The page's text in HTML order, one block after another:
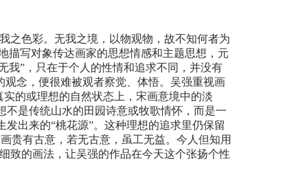
之色彩。无我之境，以物观物，故不知何者为
描写对象传达画家的思想情感和主题思想，元
我”，只在于个人的性情和追求不同，并没有
念，便很难被观者察觉、体悟。吴强重视画
的或理想的自然状态上，宋画意境中的淡
是传统山水的田园诗意或牧歌情怀，而是一
出来的“桃花源”。这种理想的追求里仍保留
贵有古意，若无古意，虽工无益。今人但知用
致的画法，让吴强的作品在今天这个张扬个性